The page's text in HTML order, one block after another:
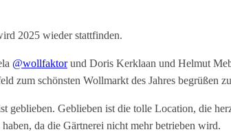
2025 wieder stattfinden.
@wollfaktorund Doris Kerklaan und Helmut
zum schönsten Wollmarkt des Jahres begrüßen
geblieben. Geblieben ist die tolle Location, die
da die Gärtnerei nicht mehr betrieben wird.